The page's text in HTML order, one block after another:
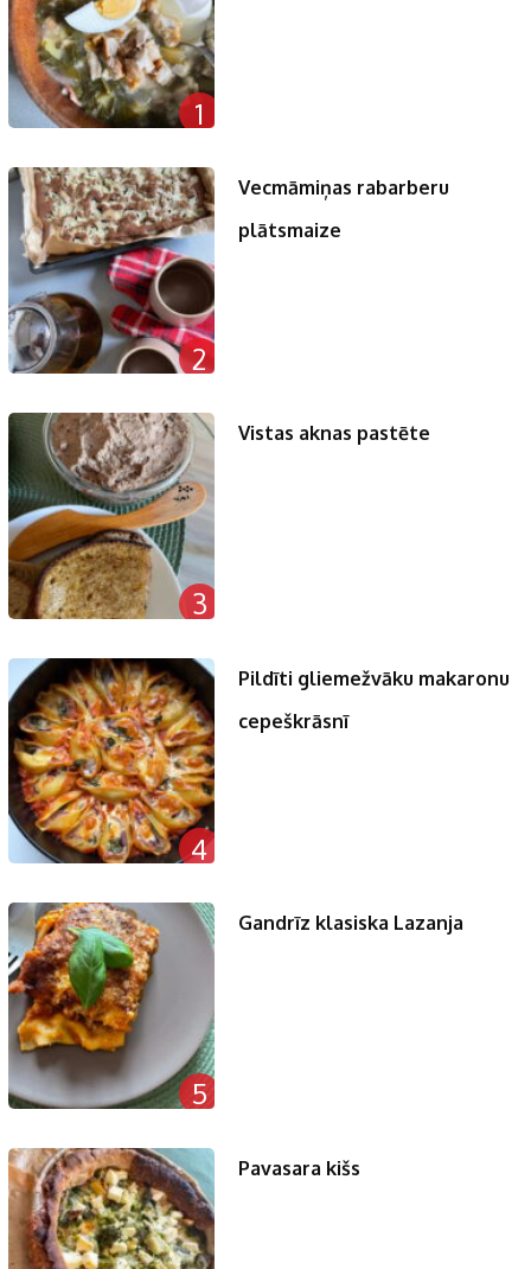
1
2
Vecmāmiņas rabarberu
plātsmaize
3
Vistas aknas pastēte
4
Pildīti gliemežvāku makaronu
cepeškrāsnī
5
Gandrīz klasiska Lazanja
Pavasara kišs